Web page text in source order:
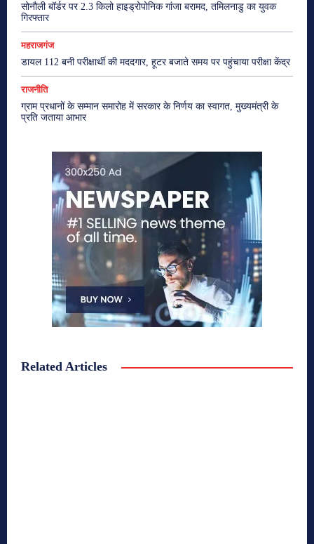
सोनौली बॉर्डर पर 2.3 किलो हाइड्रोपोनिक गांजा बरामद, तमिलनाडु का युवक
गिरफ्तार
महराजगंज
डायल 112 बनी परीक्षार्थी की मददगार, हूटर बजाते समय पर पहुंचाया परीक्षा केंद्र
राजनीति
ग्राम प्रधानों के सम्मान समारोह में सरकार के निर्णय का स्वागत, मुख्यमंत्री के
प्रति जताया आभार
Related Articles